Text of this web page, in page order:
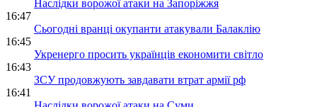
Наслідки ворожої атаки на Запоріжжя
16:47
Сьогодні вранці окупанти атакували Балаклію
16:45
Укренерго просить українців економити світло
16:43
ЗСУ продовжують завдавати втрат армії рф
16:41